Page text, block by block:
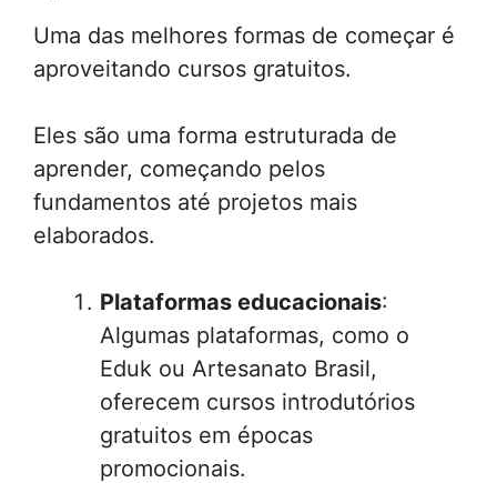
Uma das melhores formas de começar é
aproveitando cursos gratuitos.
Eles são uma forma estruturada de
aprender, começando pelos
fundamentos até projetos mais
elaborados.
Plataformas educacionais:
Algumas plataformas, como o
Eduk ou Artesanato Brasil,
oferecem cursos introdutórios
gratuitos em épocas
promocionais.